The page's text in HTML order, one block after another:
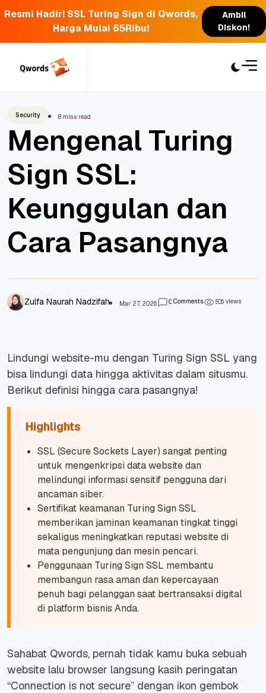
Resmi Hadir! SSL Turing Sign di Qwords,
Harga Mulai 65Ribu!
Ambil
Diskon!
Security 8 mins read
Mengenal Turing
Sign SSL:
Keunggulan dan
Cara Pasangnya
Zulfa Naurah Nadzifah Mar 27, 2026 0Comments 506views
Lindungi website-mu dengan Turing Sign SSL yang
bisa lindungi data hingga aktivitas dalam situsmu.
Berikut definisi hingga cara pasangnya!
Highlights
SSL (Secure Sockets Layer) sangat penting
untuk mengenkripsi data website dan
melindungi informasi sensitif pengguna dari
ancaman siber.
Sertifikat keamanan Turing Sign SSL
memberikan jaminan keamanan tingkat tinggi
sekaligus meningkatkan reputasi website di
mata pengunjung dan mesin pencari.
Penggunaan Turing Sign SSL membantu
membangun rasa aman dan kepercayaan
penuh bagi pelanggan saat bertransaksi digital
di platform bisnis Anda.
Sahabat Qwords, pernah tidak kamu buka sebuah
website lalu browser langsung kasih peringatan
“Connection is not secure” dengan ikon gembok